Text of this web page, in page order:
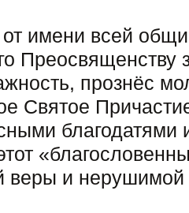
имени всей
Преосвященству
прознёс
Святое
благодатями
веры и